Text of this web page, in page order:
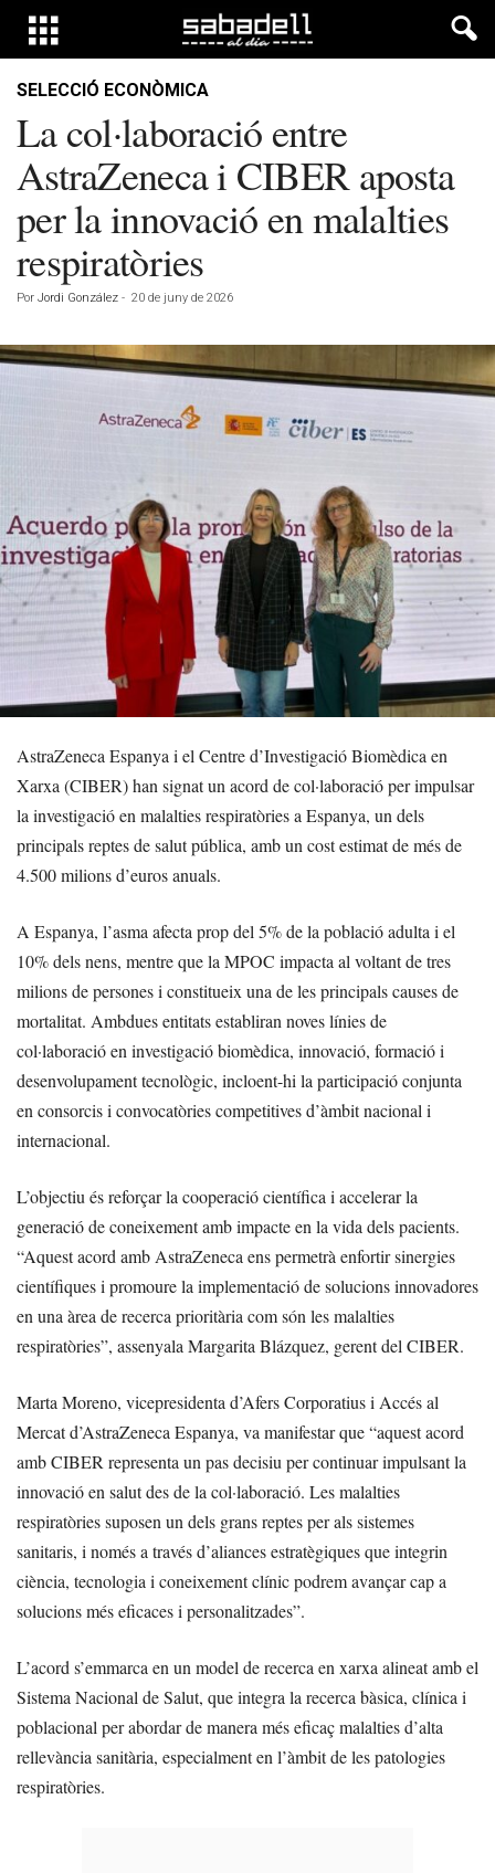
SELECCIÓ ECONÒMICA
La col·laboració entre
AstraZeneca i CIBER aposta
per la innovació en malalties
respiratòries
Por Jordi González - 20 de juny de 2026
AstraZeneca Espanya i el Centre d’Investigació Biomèdica en
Xarxa (CIBER) han signat un acord de col·laboració per impulsar
la investigació en malalties respiratòries a Espanya, un dels
principals reptes de salut pública, amb un cost estimat de més de
4.500 milions d’euros anuals.
A Espanya, l’asma afecta prop del 5% de la població adulta i el
10% dels nens, mentre que la MPOC impacta al voltant de tres
milions de persones i constitueix una de les principals causes de
mortalitat. Ambdues entitats establiran noves línies de
col·laboració en investigació biomèdica, innovació, formació i
desenvolupament tecnològic, incloent-hi la participació conjunta
en consorcis i convocatòries competitives d’àmbit nacional i
internacional.
L’objectiu és reforçar la cooperació científica i accelerar la
generació de coneixement amb impacte en la vida dels pacients.
“Aquest acord amb AstraZeneca ens permetrà enfortir sinergies
científiques i promoure la implementació de solucions innovadores
en una àrea de recerca prioritària com són les malalties
respiratòries”, assenyala Margarita Blázquez, gerent del CIBER.
Marta Moreno, vicepresidenta d’Afers Corporatius i Accés al
Mercat d’AstraZeneca Espanya, va manifestar que “aquest acord
amb CIBER representa un pas decisiu per continuar impulsant la
innovació en salut des de la col·laboració. Les malalties
respiratòries suposen un dels grans reptes per als sistemes
sanitaris, i només a través d’aliances estratègiques que integrin
ciència, tecnologia i coneixement clínic podrem avançar cap a
solucions més eficaces i personalitzades”.
L’acord s’emmarca en un model de recerca en xarxa alineat amb el
Sistema Nacional de Salut, que integra la recerca bàsica, clínica i
poblacional per abordar de manera més eficaç malalties d’alta
rellevància sanitària, especialment en l’àmbit de les patologies
respiratòries.